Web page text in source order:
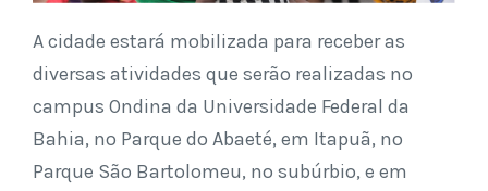
A cidade estará mobilizada para receber as
diversas atividades que serão realizadas no
campus Ondina da Universidade Federal da
Bahia, no Parque do Abaeté, em Itapuã, no
Parque São Bartolomeu, no subúrbio, e em